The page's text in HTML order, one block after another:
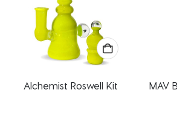
Alchemist Roswell Kit
MAV